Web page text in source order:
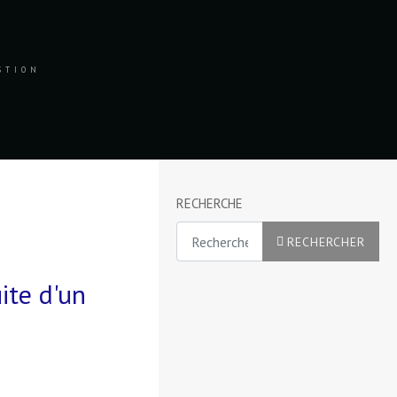
RECHERCHE
RECHERCHER
d'un